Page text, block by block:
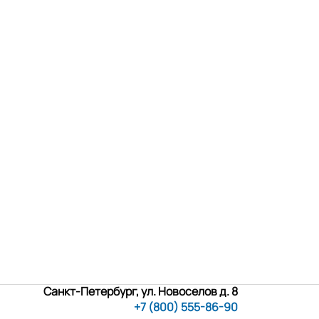
Санкт-Петербург, ул. Новоселов д. 8
+7 (800) 555-86-90